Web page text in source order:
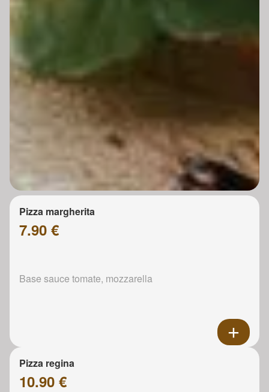
Pizza margherita
7.90 €
Base sauce tomate, mozzarella
Pizza regina
10.90 €